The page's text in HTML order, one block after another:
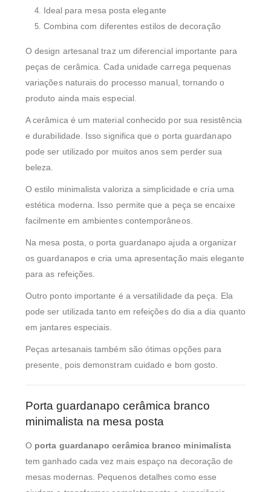
Ideal para mesa posta elegante
Combina com diferentes estilos de decoração
O design artesanal traz um diferencial importante para
peças de cerâmica. Cada unidade carrega pequenas
variações naturais do processo manual, tornando o
produto ainda mais especial.
A cerâmica é um material conhecido por sua resistência
e durabilidade. Isso significa que o porta guardanapo
pode ser utilizado por muitos anos sem perder sua
beleza.
O estilo minimalista valoriza a simplicidade e cria uma
estética moderna. Isso permite que a peça se encaixe
facilmente em ambientes contemporâneos.
Na mesa posta, o porta guardanapo ajuda a organizar
os guardanapos e cria uma apresentação mais elegante
para as refeições.
Outro ponto importante é a versatilidade da peça. Ela
pode ser utilizada tanto em refeições do dia a dia quanto
em jantares especiais.
Peças artesanais também são ótimas opções para
presente, pois demonstram cuidado e bom gosto.
Porta guardanapo cerâmica branco
minimalista na mesa posta
O porta guardanapo cerâmica branco minimalista
tem ganhado cada vez mais espaço na decoração de
mesas modernas. Pequenos detalhes como esse